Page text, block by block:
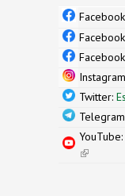
Twitter:
YouTube:
(link is